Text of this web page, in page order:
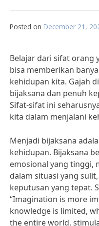
Posted on December 21,
Belajar dari sifat orang
bisa memberikan
kehidupan kita. Gajah
bijaksana dan penuh
Sifat-sifat ini
kita dalam menjalani
Menjadi bijaksana
kehidupan. Bijaksana
emosional yang tinggi,
dalam situasi yang
keputusan yang tepat.
“Imagination is more
knowledge is limited,
the entire world,